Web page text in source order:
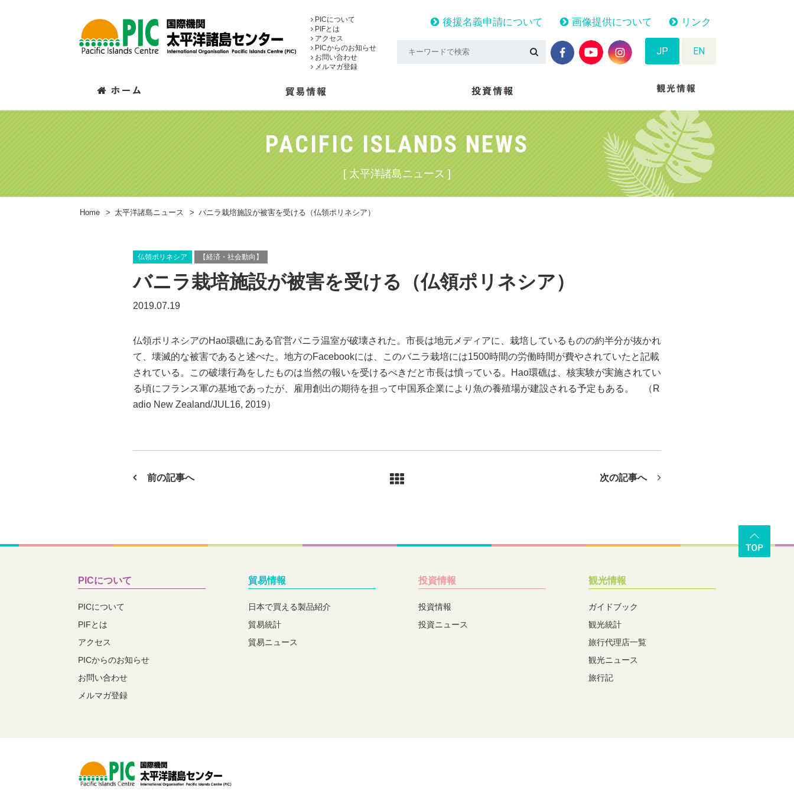
PICについて
PIFとは
アクセス
PICからのお知らせ
お問い合わせ
メルマガ登録
後援名義申請について 画像提供について リンク
JP EN
PACIFIC ISLANDS NEWS
[ 太平洋諸島ニュース ]
Home > 太平洋諸島ニュース > バニラ栽培施設が被害を受ける（仏領ポリネシア）
仏領ポリネシア 【経済・社会動向】
バニラ栽培施設が被害を受ける（仏領ポリネシア）
2019.07.19
仏領ポリネシアのHao環礁にある官営バニラ温室が破壊された。市長は地元メディアに、栽培しているものの約半分が抜かれ
て、壊滅的な被害であると述べた。地方のFacebookには、このバニラ栽培には1500時間の労働時間が費やされていたと記載
されている。この破壊行為をしたものは当然の報いを受けるべきだと市長は憤っている。Hao環礁は、核実験が実施されてい
る頃にフランス軍の基地であったが、雇用創出の期待を担って中国系企業により魚の養殖場が建設される予定もある。 （R
adio New Zealand/JUL16, 2019）
前の記事へ 次の記事へ
PICについて
PICについて
PIFとは
アクセス
PICからのお知らせ
お問い合わせ
メルマガ登録
貿易情報
日本で買える製品紹介
貿易統計
貿易ニュース
投資情報
投資情報
投資ニュース
観光情報
ガイドブック
観光統計
旅行代理店一覧
観光ニュース
旅行記